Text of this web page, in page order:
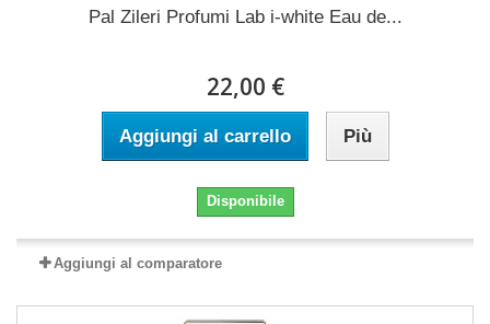
Pal Zileri Profumi Lab i-white Eau de...
22,00 €
Aggiungi al carrello Più
Disponibile
Aggiungi al comparatore